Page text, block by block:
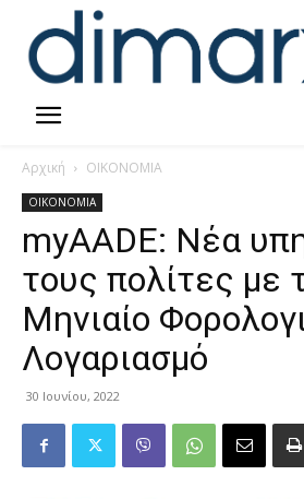
Αρχική ΟΙΚΟΝΟΜΙΑ
ΟΙΚΟΝΟΜΙΑ
myAADE: Νέα
τους πολίτες με
Μηνιαίο
Λογαριασμό
30 Ιουνίου, 2022